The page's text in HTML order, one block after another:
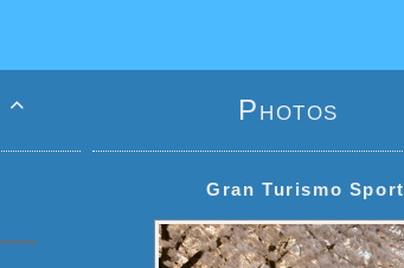
 Photos
Gran Turismo Sport